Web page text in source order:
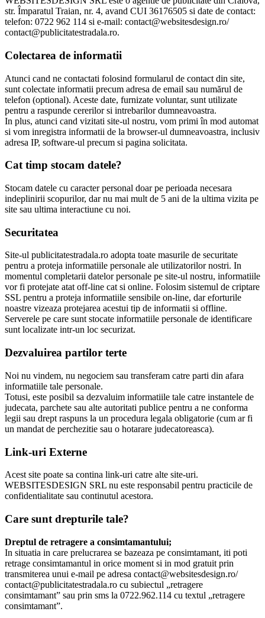
str. Împaratul Traian, nr. 4, avand CUI 36176505 si date de contact:
telefon: 0722 962 114 si e-mail: contact@websitesdesign.ro/
contact@publicitatestradala.ro.
Colectarea de informatii
Atunci cand ne contactati folosind formularul de contact din site,
sunt colectate informatii precum adresa de email sau numărul de
telefon (optional). Aceste date, furnizate voluntar, sunt utilizate
pentru a raspunde cererilor si intrebarilor dumneavoastra.
In plus, atunci cand vizitati site-ul nostru, vom primi în mod automat
si vom inregistra informatii de la browser-ul dumneavoastra, inclusiv
adresa IP, software-ul precum si pagina solicitata.
Cat timp stocam datele?
Stocam datele cu caracter personal doar pe perioada necesara
indeplinirii scopurilor, dar nu mai mult de 5 ani de la ultima vizita pe
site sau ultima interactiune cu noi.
Securitatea
Site-ul publicitatestradala.ro adopta toate masurile de securitate
pentru a proteja informatiile personale ale utilizatorilor nostri. In
momentul completarii datelor personale pe site-ul nostru, informatiile
vor fi protejate atat off-line cat si online. Folosim sistemul de criptare
SSL pentru a proteja informatiile sensibile on-line, dar eforturile
noastre vizeaza protejarea acestui tip de informatii si offline.
Serverele pe care sunt stocate informatiile personale de identificare
sunt localizate intr-un loc securizat.
Dezvaluirea partilor terte
Noi nu vindem, nu negociem sau transferam catre parti din afara
informatiile tale personale.
Totusi, este posibil sa dezvaluim informatiile tale catre instantele de
judecata, parchete sau alte autoritati publice pentru a ne conforma
legii sau drept raspuns la un procedura legala obligatorie (cum ar fi
un mandat de perchezitie sau o hotarare judecatoreasca).
Link-uri Externe
Acest site poate sa contina link-uri catre alte site-uri.
WEBSITESDESIGN SRL nu este responsabil pentru practicile de
confidentialitate sau continutul acestora.
Care sunt drepturile tale?
Dreptul de retragere a consimtamantului;
In situatia in care prelucrarea se bazeaza pe consimtamant, iti poti
retrage consimtamantul in orice moment si in mod gratuit prin
transmiterea unui e-mail pe adresa contact@websitesdesign.ro/
contact@publicitatestradala.ro cu subiectul „retragere
consimtamant” sau prin sms la 0722.962.114 cu textul „retragere
consimtamant”.